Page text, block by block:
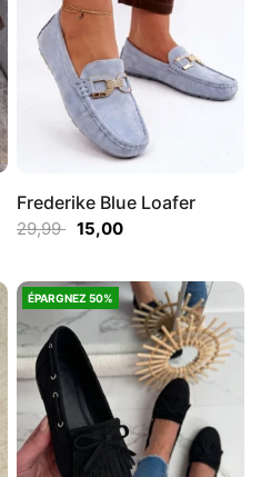
Frederike Blue Loafer
29,99 15,00
ÉPARGNEZ 50%